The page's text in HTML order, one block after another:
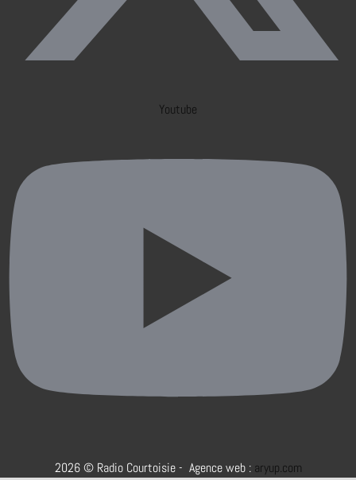
Youtube
2026 © Radio Courtoisie - Agence web : aryup.com